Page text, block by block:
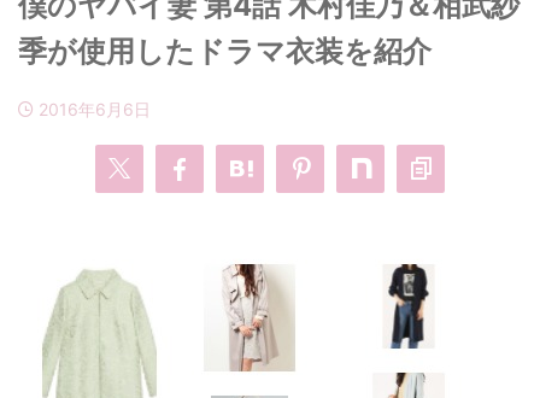
・堀田真由
広瀬すず
無能の鷹
・ 若草物語
・わたしの宝物
・サイレント
・
季が使用したドラマ衣装を紹介
2016年6月6日